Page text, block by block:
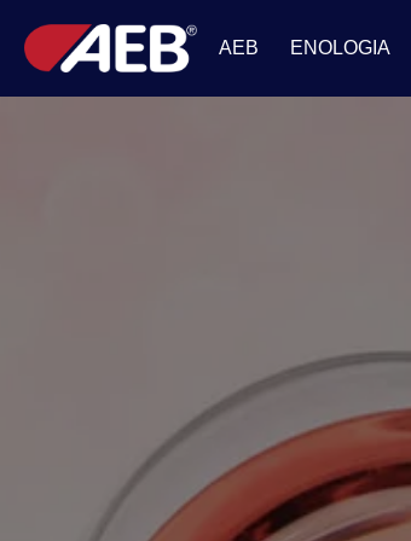
AEB ENOLOGIA